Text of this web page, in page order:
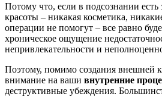
Потому что, если в подсознании есть
красоты – никакая косметика,
операции не помогут – все равно
хроническое ощущение
непривлекательности и
Поэтому, помимо создания внешней
внимание на ваши внутренние
деструктивные убеждения.